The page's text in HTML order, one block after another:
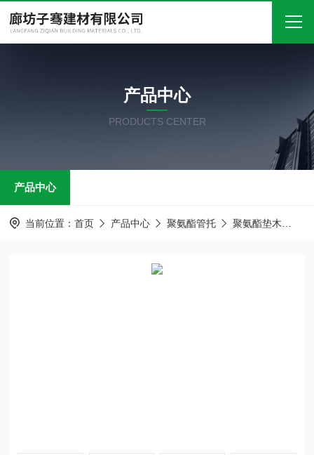
关于我们
产品中心
在线留言
产品中心
PRODUCTS CENTER
产品中心
当前位置： 首页 产品中心 聚氨酯管托 聚氨酯垫木